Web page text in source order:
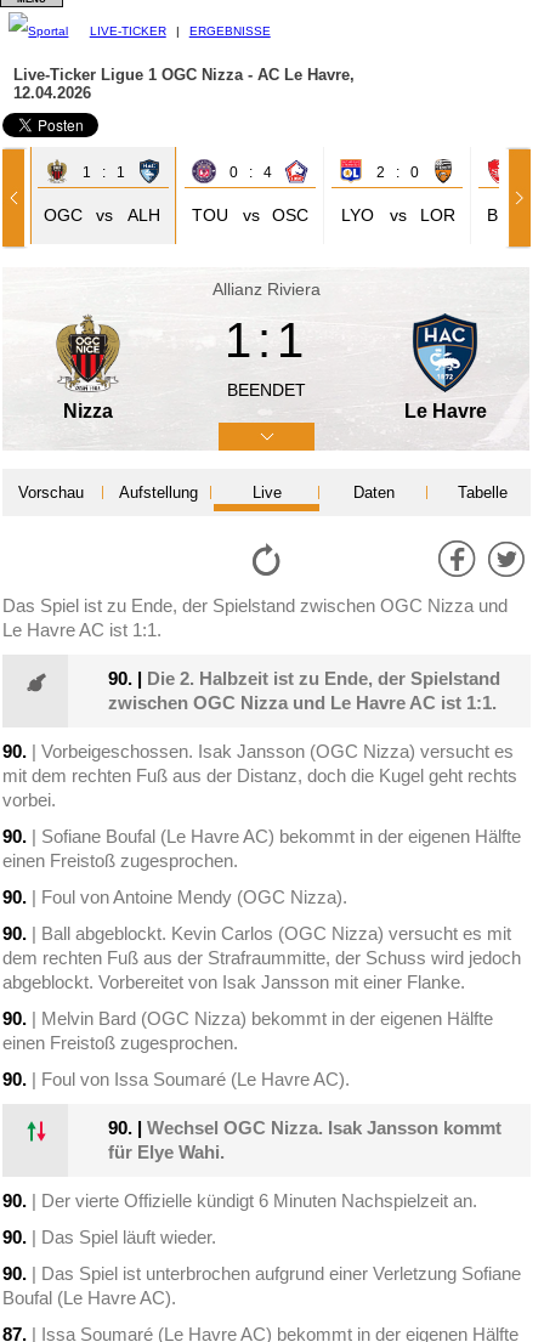
LIVE-TICKER | ERGEBNISSE
Live-Ticker Ligue 1 OGC Nizza - AC Le Havre,
12.04.2026
1 : 1
OGC vs ALH
0 : 4
TOU vs OSC
2 : 0
LYO vs LOR BRE
Allianz Riviera
Nizza
1:1
BEENDET
Le Havre
Vorschau Aufstellung Live Daten Tabelle
Das Spiel ist zu Ende, der Spielstand zwischen OGC Nizza und
Le Havre AC ist 1:1.
90. | Die 2. Halbzeit ist zu Ende, der Spielstand
zwischen OGC Nizza und Le Havre AC ist 1:1.
90. | Vorbeigeschossen. Isak Jansson (OGC Nizza) versucht es
mit dem rechten Fuß aus der Distanz, doch die Kugel geht rechts
vorbei.
90. | Sofiane Boufal (Le Havre AC) bekommt in der eigenen Hälfte
einen Freistoß zugesprochen.
90. | Foul von Antoine Mendy (OGC Nizza).
90. | Ball abgeblockt. Kevin Carlos (OGC Nizza) versucht es mit
dem rechten Fuß aus der Strafraummitte, der Schuss wird jedoch
abgeblockt. Vorbereitet von Isak Jansson mit einer Flanke.
90. | Melvin Bard (OGC Nizza) bekommt in der eigenen Hälfte
einen Freistoß zugesprochen.
90. | Foul von Issa Soumaré (Le Havre AC).
90. |Wechsel OGC Nizza. Isak Jansson kommt
für Elye Wahi.
90. | Der vierte Offizielle kündigt 6 Minuten Nachspielzeit an.
90. | Das Spiel läuft wieder.
90. | Das Spiel ist unterbrochen aufgrund einer Verletzung Sofiane
Boufal (Le Havre AC).
87. | Issa Soumaré (Le Havre AC) bekommt in der eigenen Hälfte